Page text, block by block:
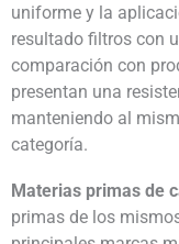
uniforme y la
resultado filtros con
comparación con
presentan una
manteniendo al
categoría.
Materias primas de
primas de los